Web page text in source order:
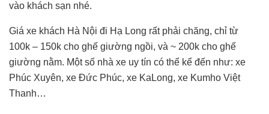
vào khách sạn nhé.
Giá xe khách Hà Nội đi Hạ Long rất phải chăng, chỉ từ
100k – 150k cho ghế giường ngồi, và ~ 200k cho ghế
giường nằm. Một số nhà xe uy tín có thể kể đến như: xe
Phúc Xuyên, xe Đức Phúc, xe KaLong, xe Kumho Việt
Thanh…